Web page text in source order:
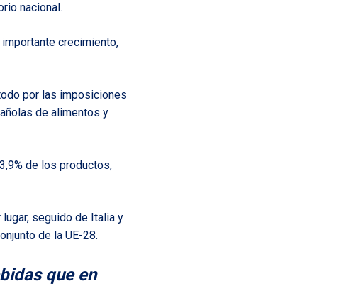
nacional.
crecimiento,
por las imposiciones
de alimentos y
de los productos,
seguido de Italia y
de la UE-28.
que en